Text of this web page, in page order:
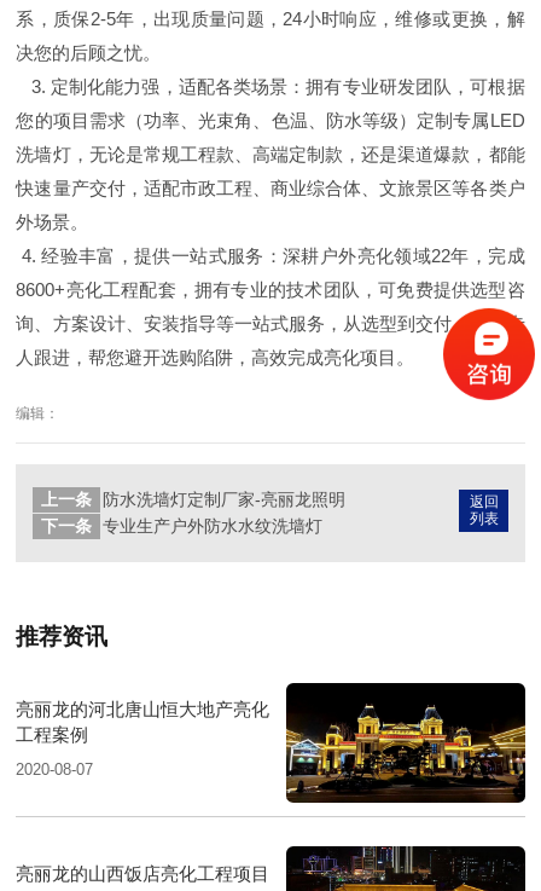
系，质保2-5年，出现质量问题，24小时响应，维修或更换，解
决您的后顾之忧。
3. 定制化能力强，适配各类场景：拥有专业研发团队，可根据
您的项目需求（功率、光束角、色温、防水等级）定制专属LED
洗墙灯，无论是常规工程款、高端定制款，还是渠道爆款，都能
快速量产交付，适配市政工程、商业综合体、文旅景区等各类户
外场景。
4. 经验丰富，提供一站式服务：深耕户外亮化领域22年，完成
8600+亮化工程配套，拥有专业的技术团队，可免费提供选型咨
询、方案设计、安装指导等一站式服务，从选型到交付，全程专
人跟进，帮您避开选购陷阱，高效完成亮化项目。
编辑：
返回
列表
上一条
防水洗墙灯定制厂家-亮丽龙照明
下一条 专业生产户外防水水纹洗墙灯
推荐资讯
亮丽龙的河北唐山恒大地产亮化
工程案例
2020-08-07
亮丽龙的山西饭店亮化工程项目